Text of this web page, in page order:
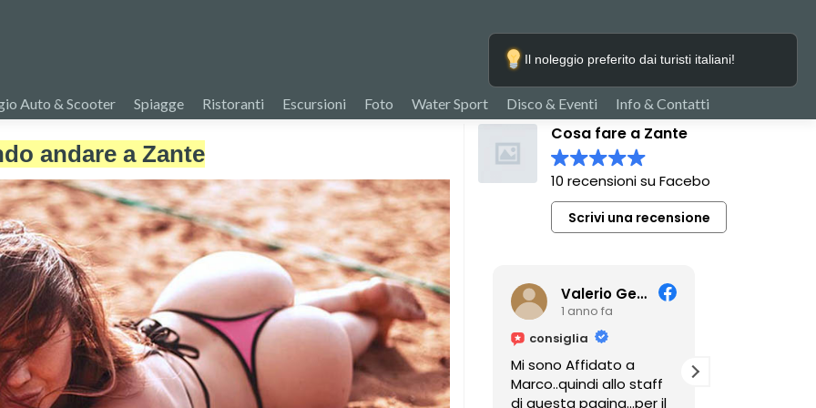
Auto & Scooter Spiagge Ristoranti Escursioni Foto Water Sport Disco & Eventi Info & Contatti
Il noleggio preferito dai turisti italiani!
andare a Zante
Cosa fare a Zante
10 recensioni su Facebook
Scrivi una recensione
Valerio Gennaro
1 anno fa
consiglia
Mi sono Affidato a
Marco..quindi allo staff
di questa pagina...per il
Gian Paolo Saporito Jp
3 anni fa
consiglia
Mare, taverne tipiche,
escursioni, spiagge ed
insenature. Per fare